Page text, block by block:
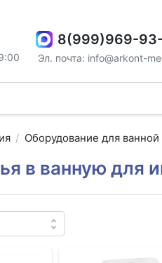
8(999)969-
Эл. почта: info@arkont-
Оборудование для ванной
в ванную для